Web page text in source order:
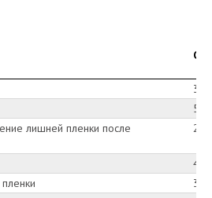
300
500
лишней пленки после
200
400
300